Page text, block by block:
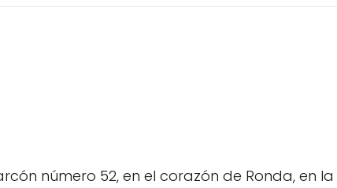
número 52, en el corazón de Ronda, en